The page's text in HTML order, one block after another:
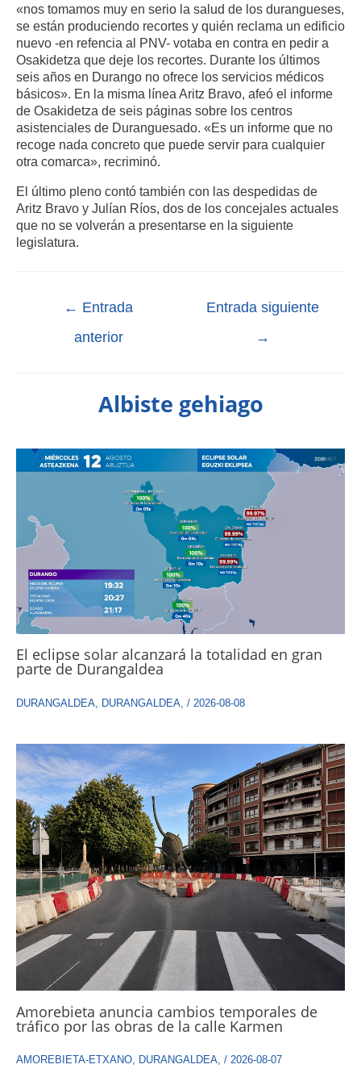
«nos tomamos muy en serio la salud de los durangueses,
se están produciendo recortes y quién reclama un edificio
nuevo -en refencia al PNV- votaba en contra en pedir a
Osakidetza que deje los recortes. Durante los últimos
seis años en Durango no ofrece los servicios médicos
básicos». En la misma línea Aritz Bravo, afeó el informe
de Osakidetza de seis páginas sobre los centros
asistenciales de Duranguesado. «Es un informe que no
recoge nada concreto que puede servir para cualquier
otra comarca», recriminó.
El último pleno contó también con las despedidas de
Aritz Bravo y Julían Ríos, dos de los concejales actuales
que no se volverán a presentarse en la siguiente
legislatura.
← Entrada
anterior
Entrada siguiente
→
Albiste gehiago
El eclipse solar alcanzará la totalidad en gran
parte de Durangaldea
DURANGALDEA DURANGALDEA / 2026-08-08
Amorebieta anuncia cambios temporales de
tráfico por las obras de la calle Karmen
AMOREBIETA-ETXANO DURANGALDEA / 2026-08-07